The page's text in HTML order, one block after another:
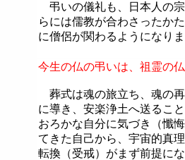
弔いの儀礼も、日本人の
らには儒教が合わさったか
に僧侶が関わるようになり
今生の仏の弔いは、祖霊の
葬式は魂の旅立ち、魂の
に導き、安楽浄土へ送るこ
おろかな自分に気づき（懺
てきた自己から、宇宙的真
転換（受戒）がまず前提に